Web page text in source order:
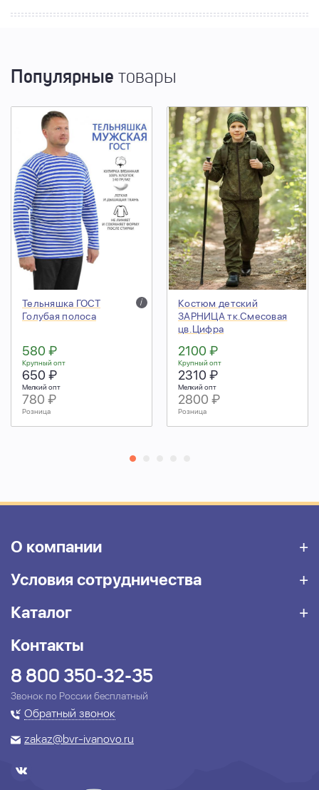
Популярные товары
Тельняшка ГОСТ
Голубая полоса
i
580 ₽
Крупный опт
650 ₽
Мелкий опт
780 ₽
Розница
Костюм детский
ЗАРНИЦА тк.Смесовая
цв.Цифра
2100 ₽
Крупный опт
2310 ₽
Мелкий опт
2800 ₽
Розница
О компании
Условия сотрудничества
Каталог
Контакты
8 800 350-32-35
Звонок по России бесплатный
Обратный звонок
zakaz@bvr-ivanovo.ru